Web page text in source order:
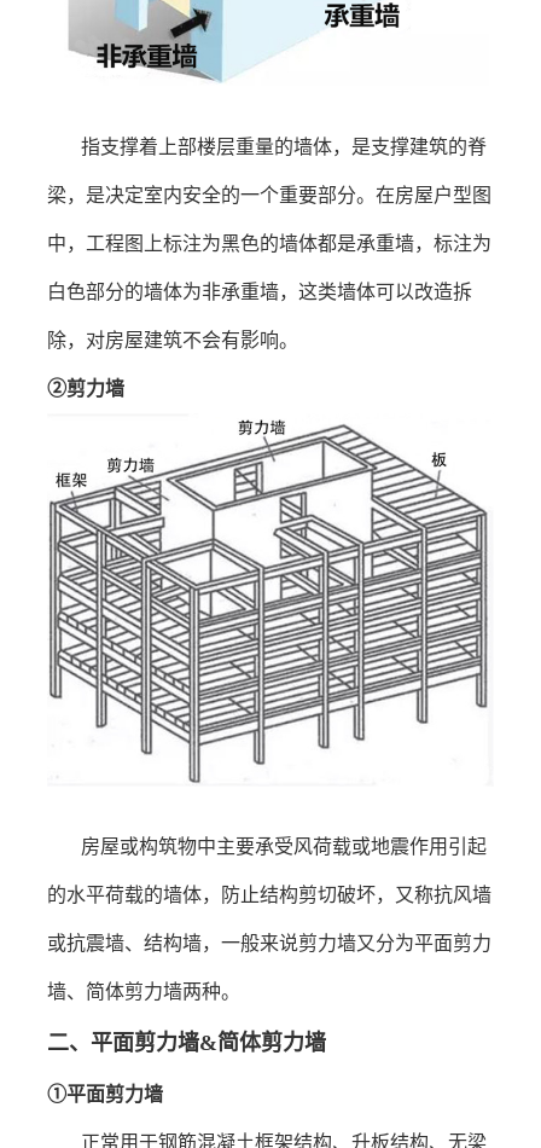
指支撑着上部楼层重量的墙体，是支撑建筑的脊
梁，是决定室内安全的一个重要部分。在房屋户型图
中，工程图上标注为黑色的墙体都是承重墙，标注为
白色部分的墙体为非承重墙，这类墙体可以改造拆
除，对房屋建筑不会有影响。
②剪力墙
房屋或构筑物中主要承受风荷载或地震作用引起
的水平荷载的墙体，防止结构剪切破坏，又称抗风墙
或抗震墙、结构墙，一般来说剪力墙又分为平面剪力
墙、简体剪力墙两种。
二、 平面剪力墙&简体剪力墙
①平面剪力墙
正常用于钢筋混凝土框架结构、升板结构、无梁